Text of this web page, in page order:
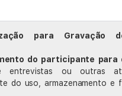
para Gravação
do participante para
entrevistas ou outras
do uso, armazenamento e